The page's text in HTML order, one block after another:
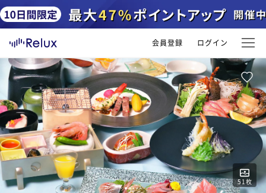
会員登録 ログイン
51 枚
12345